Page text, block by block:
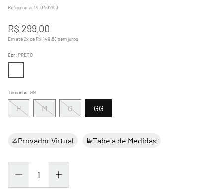
Referência: 14.04029.0
R$ 299,00
Em até2x de R$ 149 50 sem juros
Tamanho: GG
G GG
M
P
Cor: PRETO
Provador Virtual Tabela de Medidas